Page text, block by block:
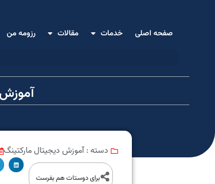
صفحه اصلی خدمات مقالات رزومه من
دسته : آموزش دیجیتال مارکتینگ
برای دوستات هم بفرست